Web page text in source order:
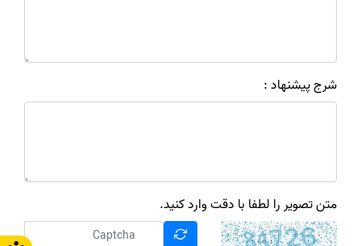
شرج پیشنهاد :
متن تصویر را لطفا با دقت وارد کنید.